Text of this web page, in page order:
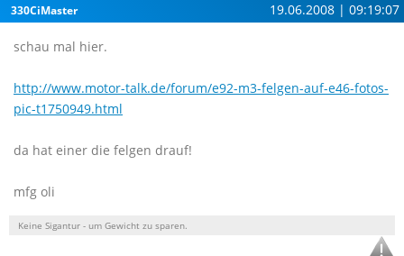
330CiMaster 19.06.2008 | 09:19:07
schau mal hier.
http://www.motor-talk.de/forum/e92-m3-felgen-auf-e46-fotos-
pic-t1750949.html
da hat einer die felgen drauf!
mfg oli
Keine Sigantur - um Gewicht zu sparen.